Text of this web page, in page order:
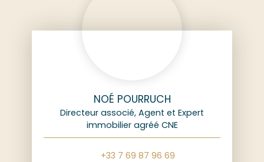
NOÉ POURRUCH
Directeur associé, Agent et Expert
immobilier agréé CNE
+33 7 69 87 96 69